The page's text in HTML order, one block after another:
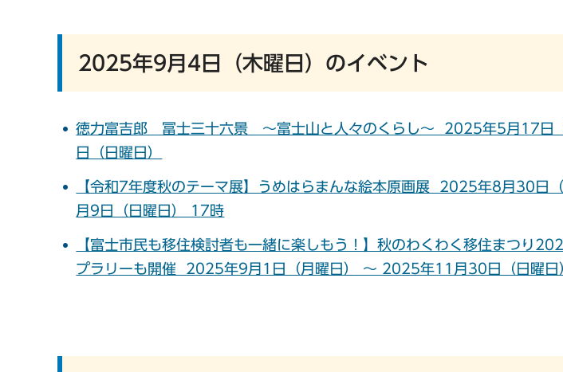
2025年9月4日（木曜日）のイベント
徳力富吉郎 冨士三十六景 ～富士山と人々のくらし～ 2025年5月17日
日（日曜日）
【令和7年度秋のテーマ展】うめはらまんな絵本原画展 2025年8月30日
月9日（日曜日） 17時
【富士市民も移住検討者も一緒に楽しもう！】秋のわくわく移住まつ
プラリーも開催 2025年9月1日（月曜日） ～ 2025年11月30日（日曜日